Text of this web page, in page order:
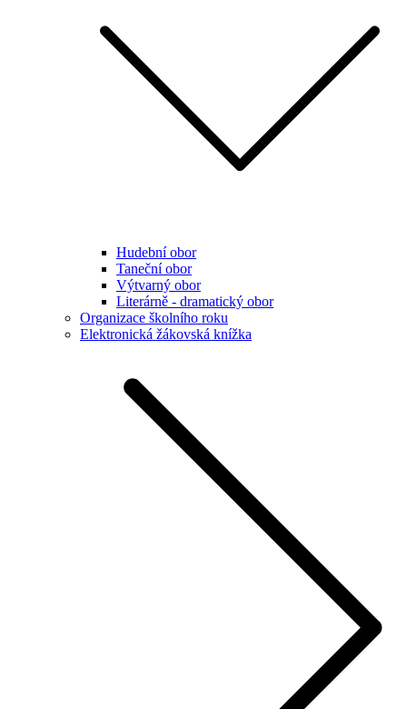
Hudební obor
Taneční obor
Výtvarný obor
Literárně - dramatický obor
Organizace školního roku
Elektronická žákovská knížka